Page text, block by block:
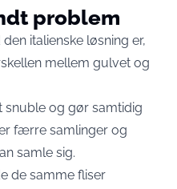
problem
italienske løsning er,
mellem gulvet og
snuble og gør samtidig
færre samlinger og
samle sig.
de samme fliser